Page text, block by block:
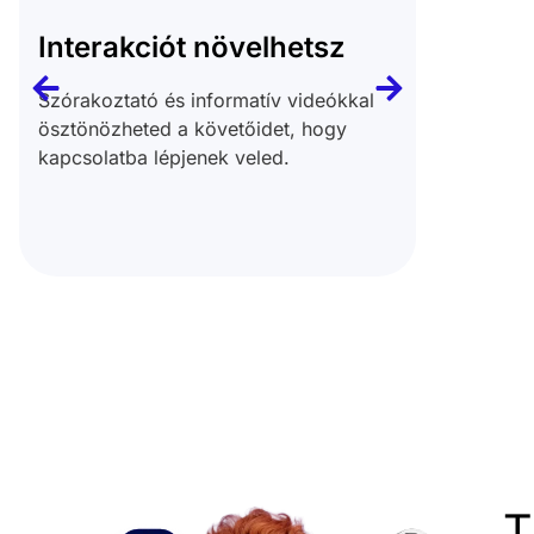
Interakciót növelhetsz
Szórakoztató és informatív videókkal
ösztönözheted a követőidet, hogy
kapcsolatba lépjenek veled.